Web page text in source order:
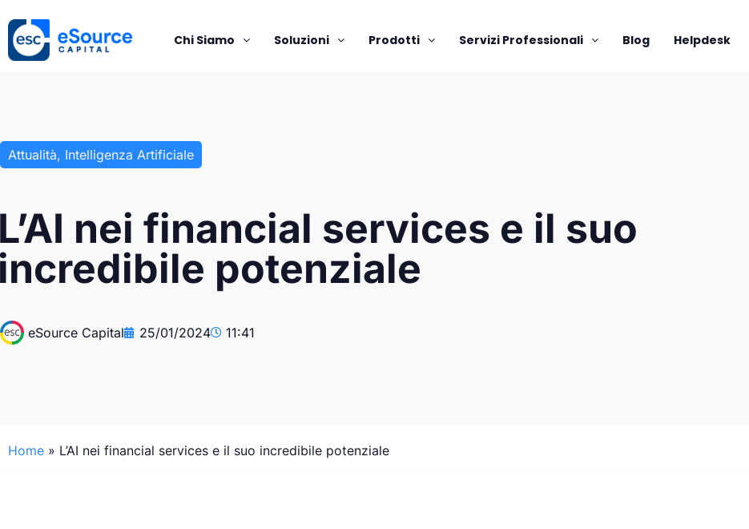
Chi Siamo Soluzioni Prodotti Servizi Professionali Blog Helpdesk
Attualità, Intelligenza Artificiale
nei financial services e il suo
potenziale
eSource Capital 25/01/2024 11:41
Home » L’AI nei financial services e il suo incredibile potenziale